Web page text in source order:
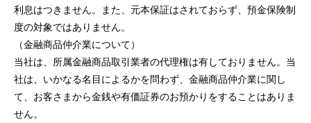
利息はつきません。また、元本保証はされておらず、預金保険制
度の対象ではありません。
（金融商品仲介業について）
当社は、所属金融商品取引業者の代理権は有しておりません。当
社は、いかなる名目によるかを問わず、金融商品仲介業に関し
て、お客さまから金銭や有価証券のお預かりをすることはありま
せん。